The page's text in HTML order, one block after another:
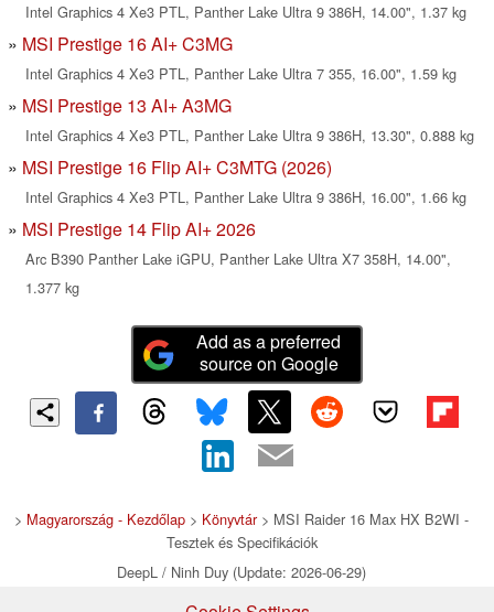
Intel Graphics 4 Xe3 PTL, Panther Lake Ultra 9 386H, 14.00", 1.37 kg
MSI Prestige 16 AI+ C3MG
Intel Graphics 4 Xe3 PTL, Panther Lake Ultra 7 355, 16.00", 1.59 kg
MSI Prestige 13 AI+ A3MG
Intel Graphics 4 Xe3 PTL, Panther Lake Ultra 9 386H, 13.30", 0.888 kg
MSI Prestige 16 Flip AI+ C3MTG (2026)
Intel Graphics 4 Xe3 PTL, Panther Lake Ultra 9 386H, 16.00", 1.66 kg
MSI Prestige 14 Flip AI+ 2026
Arc B390 Panther Lake iGPU, Panther Lake Ultra X7 358H, 14.00",
1.377 kg
Add as a preferred
source on Google
> Magyarország - Kezdőlap > Könyvtár> MSI Raider 16 Max HX B2WI -
Tesztek és Specifikációk
DeepL / Ninh Duy (Update: 2026-06-29)